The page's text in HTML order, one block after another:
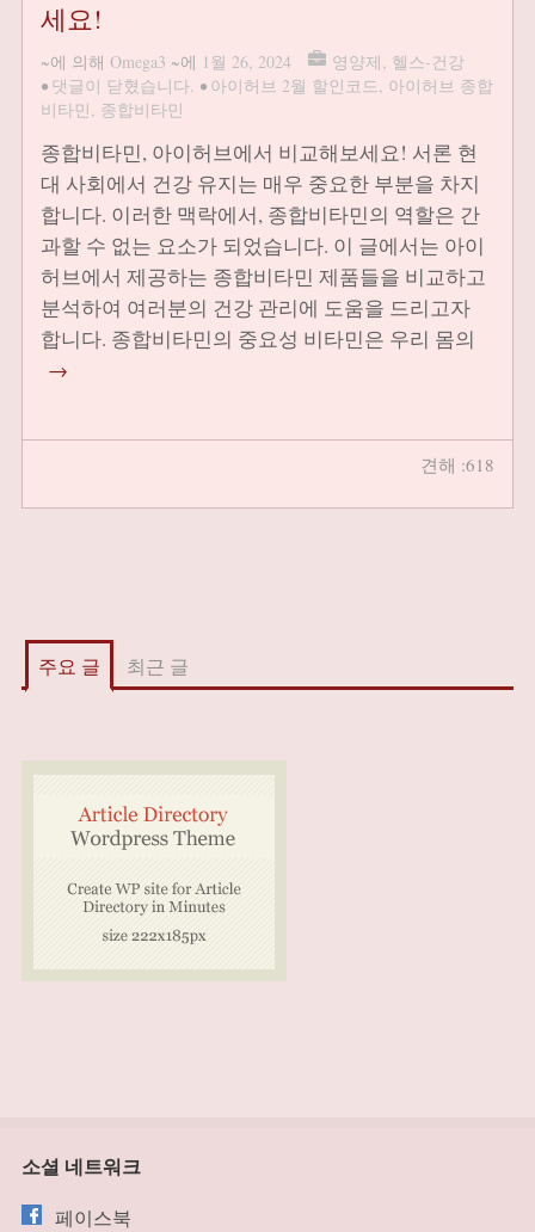
세요!
~에 의해 Omega3 ~에 1월 26, 2024 영양제, 헬스-건강
• 댓글이 닫혔습니다. • 아이허브 2월 할인코드, 아이허브 종합
비타민, 종합비타민
종합비타민, 아이허브에서 비교해보세요! 서론 현
대 사회에서 건강 유지는 매우 중요한 부분을 차지
합니다. 이러한 맥락에서, 종합비타민의 역할은 간
과할 수 없는 요소가 되었습니다. 이 글에서는 아이
허브에서 제공하는 종합비타민 제품들을 비교하고
분석하여 여러분의 건강 관리에 도움을 드리고자
합니다. 종합비타민의 중요성 비타민은 우리 몸의
→
견해 :618
주요 글 최근 글
소셜 네트워크
페이스북